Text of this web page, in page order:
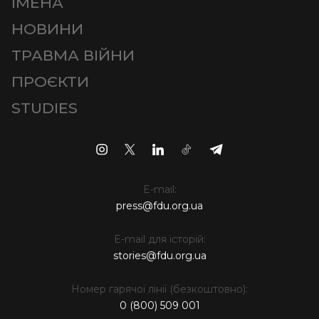
НОВИНИ
ТРАВМА ВІЙНИ
ПРОЄКТИ
STUDIES
E-mail:
press@fdu.org.ua
E-mail для історій:
stories@fdu.org.ua
Номер гарячої лінії (безкоштовно):
0 (800) 509 001